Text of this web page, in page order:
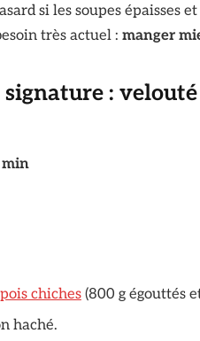
si les soupes
très actuel : manger
:
min
pois chiches(800 g égouttés
haché.